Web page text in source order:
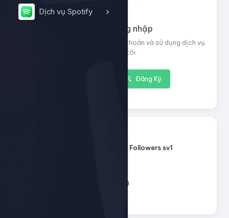
Dịch vụ Spotify
Vui lòng đăng nhập
Đăng nhập để xem thông tin tài khoản và sử dụng dịch vụ
của chúng tôi.
Đăng Ký
Instagram - Followers sv1
100 - 10.000